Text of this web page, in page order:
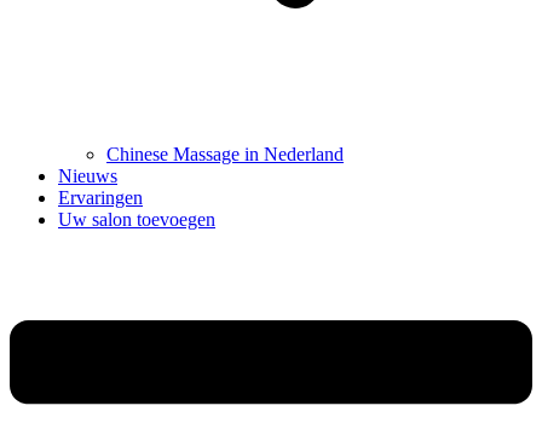
Chinese Massage in Nederland
Nieuws
Ervaringen
Uw salon toevoegen